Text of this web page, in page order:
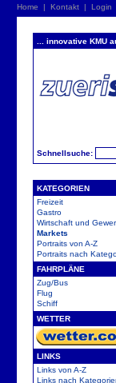
Home | Kontakt | Login
... innovative KMU
Schnellsuche:
KATEGORIEN
Freizeit
Gastro
Wirtschaft und
Markets
Portraits von A-Z
Portraits nach
FAHRPLÄNE
Zug/Bus
Flug
Schiff
WETTER
LINKS
Links von A-Z
Links nach